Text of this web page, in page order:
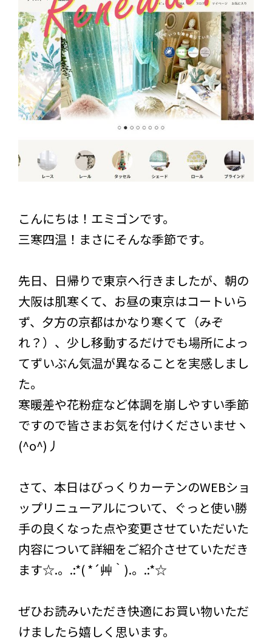
こんにちは！エミゴンです。
三寒四温！まさにそんな季節です。
先日、日帰りで東京へ行きましたが、朝の
大阪は肌寒くて、お昼の東京はコートいら
ず、夕方の京都はかなり寒くて（みぞ
れ？）、少し移動するだけでも場所によっ
てずいぶん気温が異なることを実感しまし
た。
寒暖差や花粉症など体調を崩しやすい季節
ですので皆さまお気を付けくださいませヽ
(^o^)丿
さて、本日はびっくりカーテンのWEBショ
ップリニューアルについて、ぐっと使い勝
手の良くなった点や変更させていただいた
内容について詳細をご紹介させていただき
ます☆.。.:*( *´艸｀).。.:*☆
ぜひお読みいただき快適にお買い物いただ
けましたら嬉しく思います。